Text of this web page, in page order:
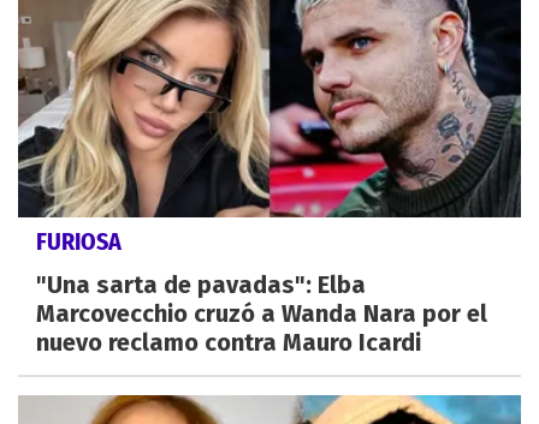
FURIOSA
"Una sarta de pavadas": Elba
Marcovecchio cruzó a Wanda Nara por el
nuevo reclamo contra Mauro Icardi